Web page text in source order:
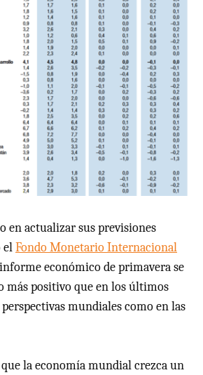
en actualizar sus previsiones
elFondo Monetario Internacional
económico de primavera se
más positivo que en los últimos
mundiales como en las
la economía mundial crezca un